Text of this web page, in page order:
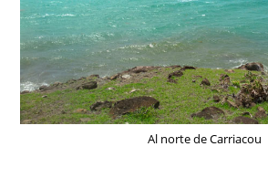
Al norte de Carriacou